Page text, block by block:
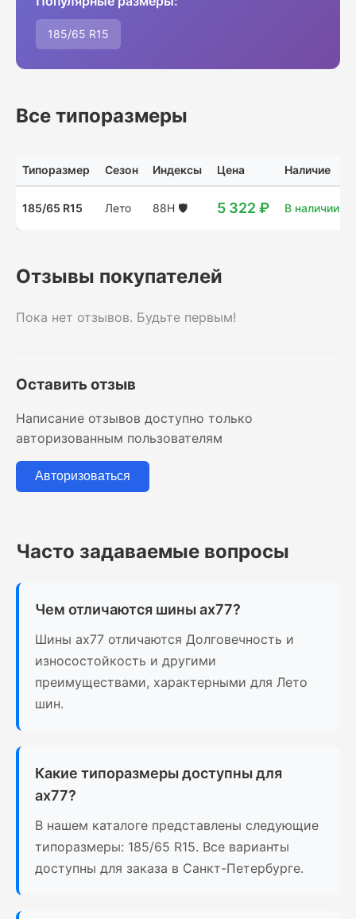
185/65 R15
Все типоразмеры
Типоразмер Сезон Индексы Цена Наличие
185/65 R15 Лето 88H 🛡️ 5 322 ₽ В наличии:
Отзывы покупателей
Пока нет отзывов. Будьте первым!
Оставить отзыв
Написание отзывов доступно только
авторизованным пользователям
Авторизоваться
Часто задаваемые вопросы
Чем отличаются шины ax77?
Шины ax77 отличаются Долговечность и
износостойкость и другими
преимуществами, характерными для Лето
шин.
Какие типоразмеры доступны для
ax77?
В нашем каталоге представлены следующие
типоразмеры: 185/65 R15. Все варианты
доступны для заказа в Санкт-Петербурге.